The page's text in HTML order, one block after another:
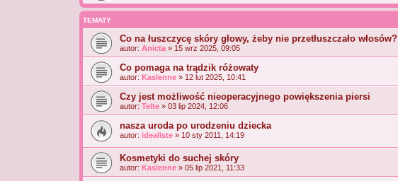
TEMATY
Co na łuszczycę skóry głowy, żeby nie przetłuszczało włosów?
autor: Anicta » 15 wrz 2025, 09:05
Co pomaga na trądzik różowaty
autor: Kaslenne » 12 lut 2025, 10:41
Czy jest możliwość nieoperacyjnego powiększenia piersi
autor: Telte » 03 lip 2024, 12:06
nasza uroda po urodzeniu dziecka
autor: idealiste » 10 sty 2011, 14:19
Kosmetyki do suchej skóry
autor: Kaslenne » 05 lip 2021, 11:33